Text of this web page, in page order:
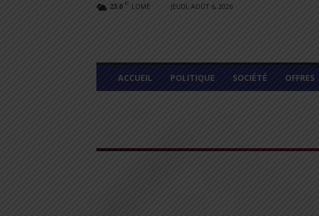
23.6 C LOMÉ JEUDI, AOÛT 6, 2026
L
M
ACCUEIL POLITIQUE SOCIÉTÉ OFFRES